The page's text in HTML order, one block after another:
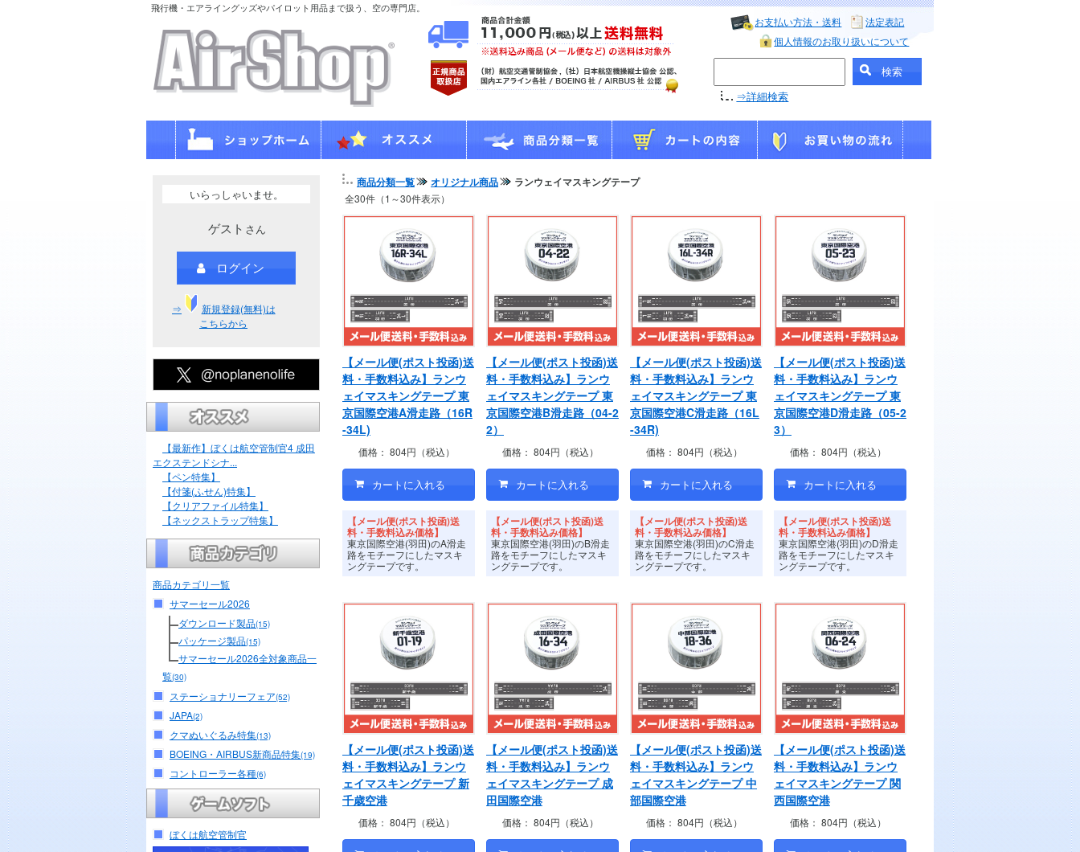
飛行機・エアライングッズやパイロット用品まで扱う、空の専門店。
お支払い方法・送料
法定表記
個人情報のお取り扱いについて
⇒詳細検索
いらっしゃいませ。
ゲスト さん
ログイン
⇒
新規登録(無料)は
こちらから
【最新作】ぼくは航空管制官4 成田
エクステンドシナ...
【ペン特集】
【付箋(ふせん)特集】
【クリアファイル特集】
【ネックストラップ特集】
商品カテゴリ一覧
サマーセール2026
ダウンロード製品(15)
パッケージ製品(15)
サマーセール2026全対象商品一
覧(30)
ステーショナリーフェア(52)
JAPA(2)
クマぬいぐるみ特集(13)
BOEING・AIRBUS新商品特集(19)
コントローラー各種(6)
ぼくは航空管制官
商品分類一覧 オリジナル商品 ランウェイマスキングテープ
全30件（1～30件表示）
【メール便(ポスト投函)送
料・手数料込み】ランウ
ェイマスキングテープ 東
京国際空港A滑走路（16R
-34L)
価格： 804円（税込）
【メール便(ポスト投函)送
料・手数料込み価格】
東京国際空港(羽田)のA滑走
路をモチーフにしたマスキ
ングテープです。
【メール便(ポスト投函)送
料・手数料込み】ランウ
ェイマスキングテープ 東
京国際空港B滑走路（04-2
2）
価格： 804円（税込）
【メール便(ポスト投函)送
料・手数料込み価格】
東京国際空港(羽田)のB滑走
路をモチーフにしたマスキ
ングテープです。
【メール便(ポスト投函)送
料・手数料込み】ランウ
ェイマスキングテープ 東
京国際空港C滑走路（16L
-34R)
価格： 804円（税込）
【メール便(ポスト投函)送
料・手数料込み価格】
東京国際空港(羽田)のC滑走
路をモチーフにしたマスキ
ングテープです。
【メール便(ポスト投函)送
料・手数料込み】ランウ
ェイマスキングテープ 東
京国際空港D滑走路（05-2
3）
価格： 804円（税込）
【メール便(ポスト投函)送
料・手数料込み価格】
東京国際空港(羽田)のD滑走
路をモチーフにしたマスキ
ングテープです。
【メール便(ポスト投函)送
料・手数料込み】ランウ
ェイマスキングテープ 新
千歳空港
価格： 804円（税込）
【メール便(ポスト投函)送
料・手数料込み】ランウ
ェイマスキングテープ 成
田国際空港
価格： 804円（税込）
【メール便(ポスト投函)送
料・手数料込み】ランウ
ェイマスキングテープ 中
部国際空港
価格： 804円（税込）
【メール便(ポスト投函)送
料・手数料込み】ランウ
ェイマスキングテープ 関
西国際空港
価格： 804円（税込）